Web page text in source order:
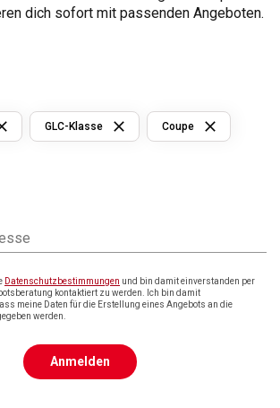
dich sofort mit passenden Angeboten.
GLC-Klasse Coupe
Datenschutzbestimmungen und bin damit einverstanden per
kontaktiert zu werden. Ich bin damit
meine Daten für die Erstellung eines Angebots an die
werden.
Anmelden